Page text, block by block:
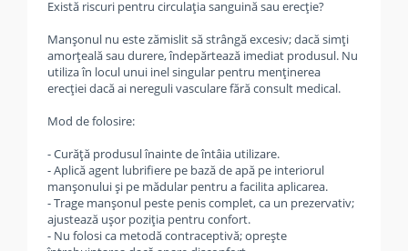
Există riscuri pentru circulația sanguină sau erecție?
Manșonul nu este zămislit să strângă excesiv; dacă simți
amorțeală sau durere, îndepărtează imediat produsul. Nu
utiliza în locul unui inel singular pentru menținerea
erecției dacă ai nereguli vasculare fără consult medical.
Mod de folosire:
- Curăță produsul înainte de întâia utilizare.
- Aplică agent lubrifiere pe bază de apă pe interiorul
manșonului și pe mădular pentru a facilita aplicarea.
- Trage manșonul peste penis complet, ca un prezervativ;
ajustează ușor poziția pentru confort.
- Nu folosi ca metodă contraceptivă; oprește